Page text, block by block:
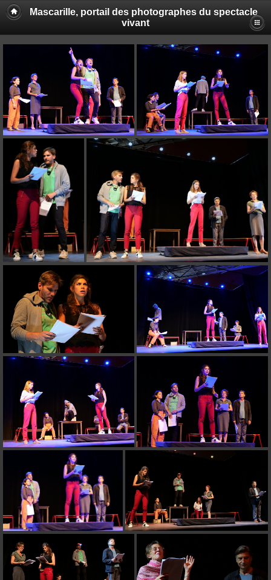
Mascarille, portail des photographes du spectacle
vivant